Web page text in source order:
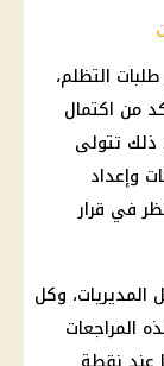
التظلم،
من اكتمال
ذلك تتولى
وإعداد
في قرار
المديريات، وكل
المراجعات